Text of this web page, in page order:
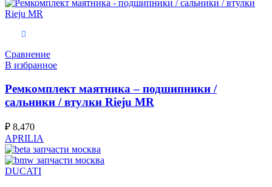
Сравнение
В избранное
Ремкомплект маятника – подшипники /
сальники / втулки Rieju MR
₽ 8,470
APRILIA
DUCATI